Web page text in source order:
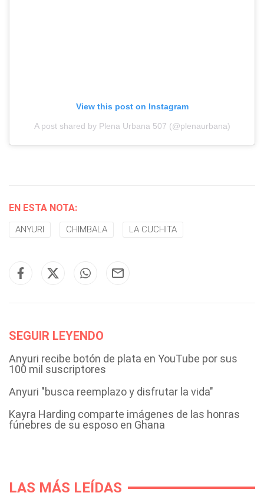
View this post on Instagram
A post shared by Plena Urbana 507 (@plenaurbana)
EN ESTA NOTA:
ANYURI CHIMBALA LA CUCHITA
SEGUIR LEYENDO
Anyuri recibe botón de plata en YouTube por sus
100 mil suscriptores
Anyuri "busca reemplazo y disfrutar la vida"
Kayra Harding comparte imágenes de las honras
fúnebres de su esposo en Ghana
LAS MÁS LEÍDAS